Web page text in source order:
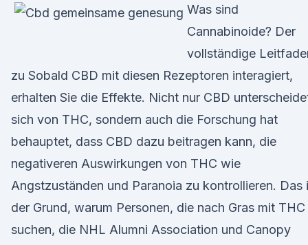
Was sind
Cannabinoide? Der
vollständige
zu Sobald CBD mit diesen Rezeptoren interagiert,
erhalten Sie die Effekte. Nicht nur CBD
sich von THC, sondern auch die Forschung hat
behauptet, dass CBD dazu beitragen kann, die
negativeren Auswirkungen von THC wie
Angstzuständen und Paranoia zu kontrollieren. Das
der Grund, warum Personen, die nach Gras mit THC
suchen, die NHL Alumni Association und Canopy